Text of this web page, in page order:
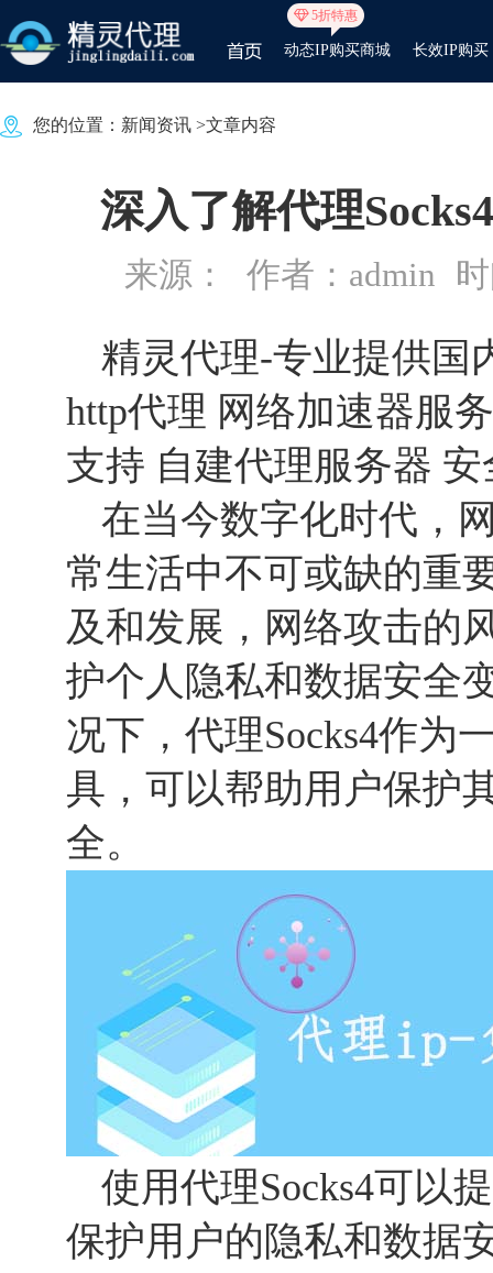
5折特惠
动态IP购买商城 长效IP购买
您的位置： 新闻资讯 >文章内容
深入了解代理
来源： 作者：admin
精灵代理-专业提供国
http代理 网络加速器服
支持 自建代理服务器
在当今数字化时代，
常生活中不可或缺的重
及和发展，网络攻击的
护个人隐私和数据安全
况下，代理Socks4作为
具，可以帮助用户保护
全。
使用代理Socks4可以
保护用户的隐私和数据